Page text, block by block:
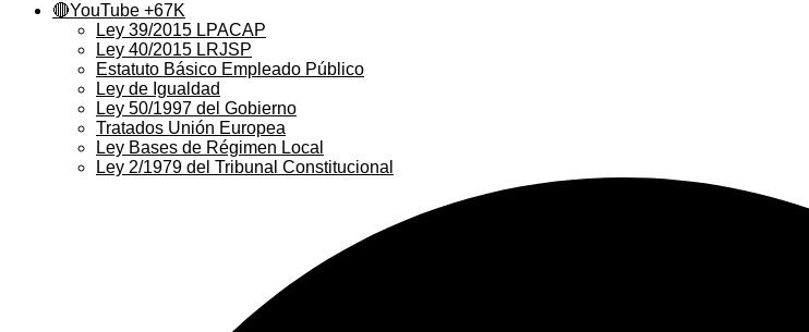
🔴YouTube +67K
Ley 39/2015 LPACAP
Ley 40/2015 LRJSP
Estatuto Básico Empleado Público
Ley de Igualdad
Ley 50/1997 del Gobierno
Tratados Unión Europea
Ley Bases de Régimen Local
Ley 2/1979 del Tribunal Constitucional